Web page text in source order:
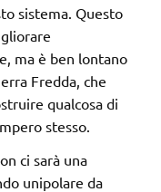
sistema. Questo
ma è ben lontano
Fredda, che
qualcosa di
stesso.
ci sarà una
unipolare da